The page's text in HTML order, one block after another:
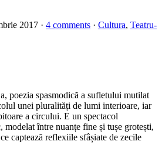
2017 · 4 comments · Cultura, Teatru-
poezia spasmodică a sufletului mutilat
unei pluralități de lumi interioare, iar
a circului. E un spectacol
modelat între nuanțe fine și tușe grotești,
captează reflexiile sfâșiate de zecile